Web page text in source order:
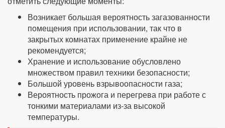
Возникает большая вероятность загазованности
помещения при использовании, так что в
закрытых комнатах применение крайне не
рекомендуется;
Хранение и использование обусловлено
множеством правил техники безопасности;
Большой уровень взрывоопасности газа;
Вероятность прожога и перегрева при работе с
тонкими материалами из-за высокой
температуры.